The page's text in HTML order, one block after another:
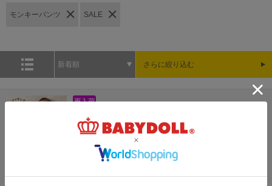
モンキーパンツ SALE
新着順 さらに絞り込む
8/6～50%OFF SALE ディズニー 肌着付き2WAYオール
1210B
￥2,420 (50%OFF)